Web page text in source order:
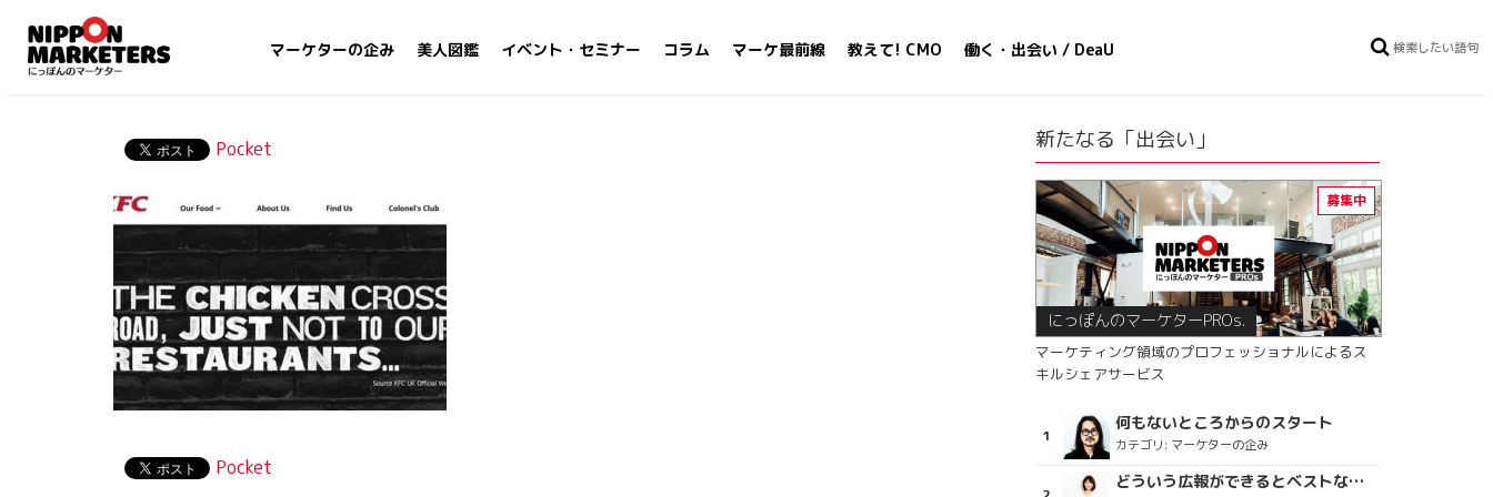
マーケターの企み 美人図鑑 イベント・セミナー コラム マーケ最前線 教えて! CMO 働く・出会い / DeaU
Pocket
Pocket
新たなる「出会い」
にっぽんのマーケターPROs.
マーケティング領域のプロフェッショナルによるス
キルシェアサービス
何もないところからのスタート
カテゴリ: マーケターの企み
どういう広報ができるとベストなのか